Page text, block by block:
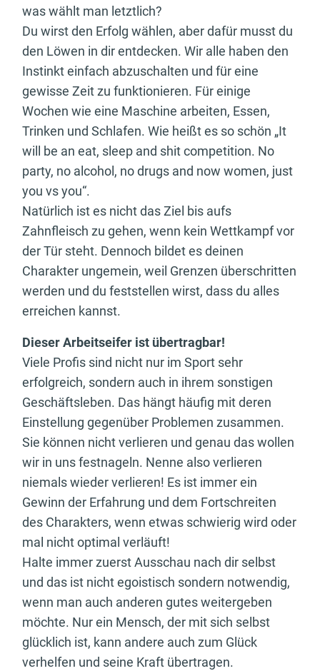
was wählt man letztlich?
Du wirst den Erfolg wählen, aber dafür musst du
den Löwen in dir entdecken. Wir alle haben den
Instinkt einfach abzuschalten und für eine
gewisse Zeit zu funktionieren. Für einige
Wochen wie eine Maschine arbeiten, Essen,
Trinken und Schlafen. Wie heißt es so schön „It
will be an eat, sleep and shit competition. No
party, no alcohol, no drugs and now women, just
you vs you“.
Natürlich ist es nicht das Ziel bis aufs
Zahnfleisch zu gehen, wenn kein Wettkampf vor
der Tür steht. Dennoch bildet es deinen
Charakter ungemein, weil Grenzen überschritten
werden und du feststellen wirst, dass du alles
erreichen kannst.
Dieser Arbeitseifer ist übertragbar!
Viele Profis sind nicht nur im Sport sehr
erfolgreich, sondern auch in ihrem sonstigen
Geschäftsleben. Das hängt häufig mit deren
Einstellung gegenüber Problemen zusammen.
Sie können nicht verlieren und genau das wollen
wir in uns festnageln. Nenne also verlieren
niemals wieder verlieren! Es ist immer ein
Gewinn der Erfahrung und dem Fortschreiten
des Charakters, wenn etwas schwierig wird oder
mal nicht optimal verläuft!
Halte immer zuerst Ausschau nach dir selbst
und das ist nicht egoistisch sondern notwendig,
wenn man auch anderen gutes weitergeben
möchte. Nur ein Mensch, der mit sich selbst
glücklich ist, kann andere auch zum Glück
verhelfen und seine Kraft übertragen.